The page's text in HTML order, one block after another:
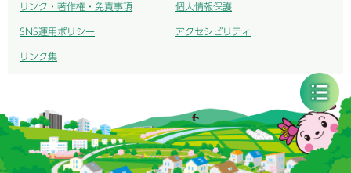
リンク・著作権・免責事項 個人情報保護
SNS運用ポリシー アクセシビリティ
リンク集